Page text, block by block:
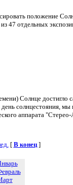
положение
47 отдельных
Солнце достигло
день солнцестояния,
аппарата
[ В конец]